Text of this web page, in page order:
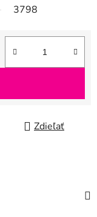
3798
Zdieľať